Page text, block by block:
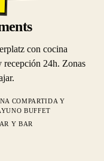
con cocina
recepción 24h. Zonas
COMPARTIDA Y
BUFFET
Y BAR